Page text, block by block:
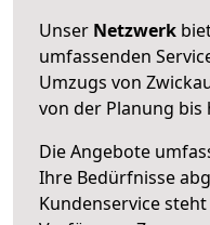
Unser Netzwerk
umfassenden
Umzugs von
von der Planung
Die Angebote
Ihre Bedürfnisse
Kundenservice